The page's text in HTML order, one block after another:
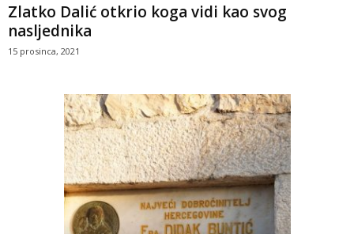
Zlatko Dalić otkrio koga vidi kao svog
nasljednika
15 prosinca, 2021